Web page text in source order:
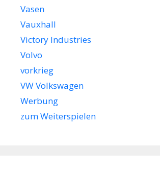
Vasen
Vauxhall
Victory Industries
Volvo
vorkrieg
VW Volkswagen
Werbung
zum Weiterspielen